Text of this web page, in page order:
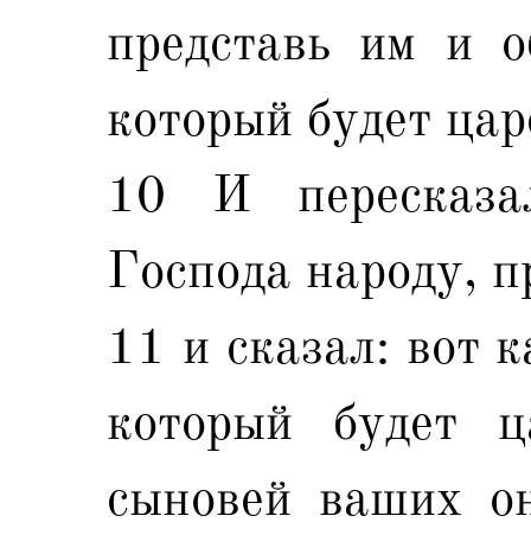
представь им и
который будет
10 И
Господа народу,
11 и сказал: вот
который будет
сыновей ваших